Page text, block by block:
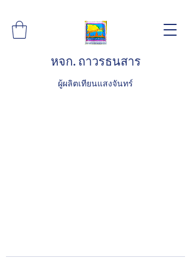
หจก. ถาวรธนสาร
ผู้ผลิตเทียนแสงจันทร์